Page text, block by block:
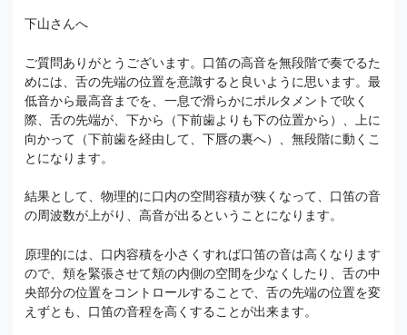
下山さんへ
ご質問ありがとうございます。口笛の高音を無段階で奏でるた
めには、舌の先端の位置を意識すると良いように思います。最
低音から最高音までを、一息で滑らかにポルタメントで吹く
際、舌の先端が、下から（下前歯よりも下の位置から）、上に
向かって（下前歯を経由して、下唇の裏へ）、無段階に動くこ
とになります。
結果として、物理的に口内の空間容積が狭くなって、口笛の音
の周波数が上がり、高音が出るということになります。
原理的には、口内容積を小さくすれば口笛の音は高くなります
ので、頬を緊張させて頬の内側の空間を少なくしたり、舌の中
央部分の位置をコントロールすることで、舌の先端の位置を変
えずとも、口笛の音程を高くすることが出来ます。